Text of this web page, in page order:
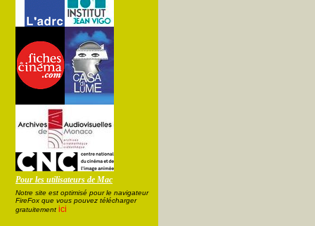
Pour les utilisateurs de Mac
Notre site est optimisé pour le navigateur
FireFox que vous pouvez télécharger
gratuitement ici